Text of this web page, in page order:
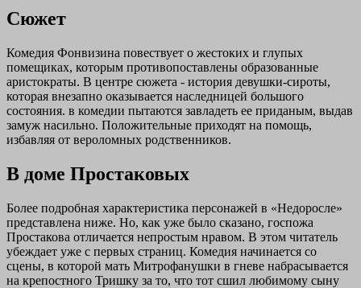
Сюжет
Комедия Фонвизина повествует о жестоких и глупых
помещиках, которым противопоставлены образованные
аристократы. В центре сюжета - история девушки-сироты,
которая внезапно оказывается наследницей большого
состояния. в комедии пытаются завладеть ее приданым, выдав
замуж насильно. Положительные приходят на помощь,
избавляя от вероломных родственников.
В доме Простаковых
Более подробная характеристика персонажей в «Недоросле»
представлена ниже. Но, как уже было сказано, госпожа
Простакова отличается непростым нравом. В этом читатель
убеждает уже с первых страниц. Комедия начинается со
сцены, в которой мать Митрофанушки в гневе набрасывается
на крепостного Тришку за то, что тот сшил любимому сыну